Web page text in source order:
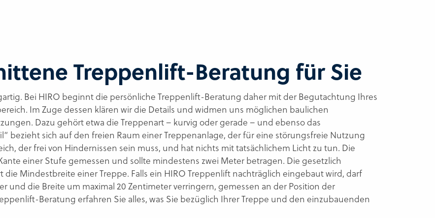
Treppenlift-Beratung für Sie
Bei HIRO beginnt die persönliche Treppenlift-Beratung daher mit der Begutachtung Ihres
Im Zuge dessen klären wir die Details und widmen uns möglichen baulichen
Dazu gehört etwa die Treppenart – kurvig oder gerade – und ebenso das
bezieht sich auf den freien Raum einer Treppenanlage, der für eine störungsfreie Nutzung
der frei von Hindernissen sein muss, und hat nichts mit tatsächlichem Licht zu tun. Die
einer Stufe gemessen und sollte mindestens zwei Meter betragen. Die gesetzlich
Mindestbreite einer Treppe. Falls ein HIRO Treppenlift nachträglich eingebaut wird, darf
und die Breite um maximal 20 Zentimeter verringern, gemessen an der Position der
Beratung erfahren Sie alles, was Sie bezüglich Ihrer Treppe und den einzubauenden